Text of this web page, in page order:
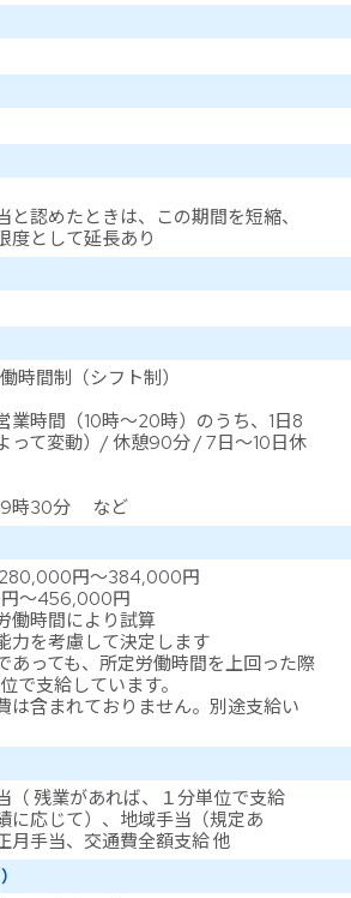
と認めたときは、この期間を短縮、
度として延長あり
時間制（シフト制）
業時間（10時～20時）のうち、1日8
って変動）/ 休憩90分 / 7日～10日休
時30分 など
円～384,000円
～456,000円
働時間により試算
力を考慮して決定します
っても、所定労働時間を上回った際
で支給しています。
は含まれておりません。別途支給い
（ 残業があれば、１分単位で支給
に応じて）、地域手当（規定あ
月手当、交通費全額支給 他